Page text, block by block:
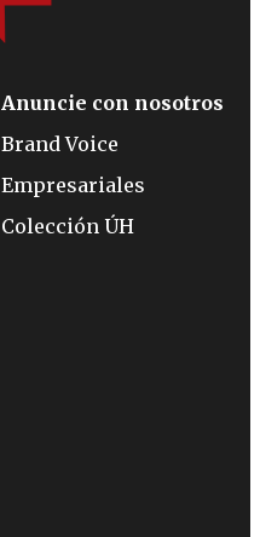
Anuncie con nosotros
Brand Voice
Empresariales
Colección ÚH